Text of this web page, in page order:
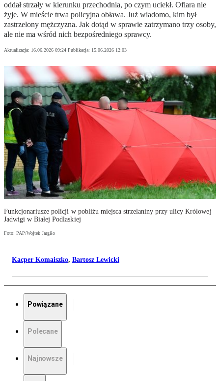
oddał strzały w kierunku przechodnia, po czym uciekł. Ofiara nie
żyje. W mieście trwa policyjna obława. Już wiadomo, kim był
zastrzelony mężczyzna. Jak dotąd w sprawie zatrzymano trzy osoby,
ale nie ma wśród nich bezpośredniego sprawcy.
Aktualizacja: 16.06.2026 09:24 Publikacja: 15.06.2026 12:03
Funkcjonariusze policji w pobliżu miejsca strzelaniny przy ulicy Królowej
Jadwigi w Białej Podlaskiej
Foto: PAP/Wojtek Jargiło
Kacper Komaiszko, Bartosz Lewicki
Powiązane
Polecane
Najnowsze